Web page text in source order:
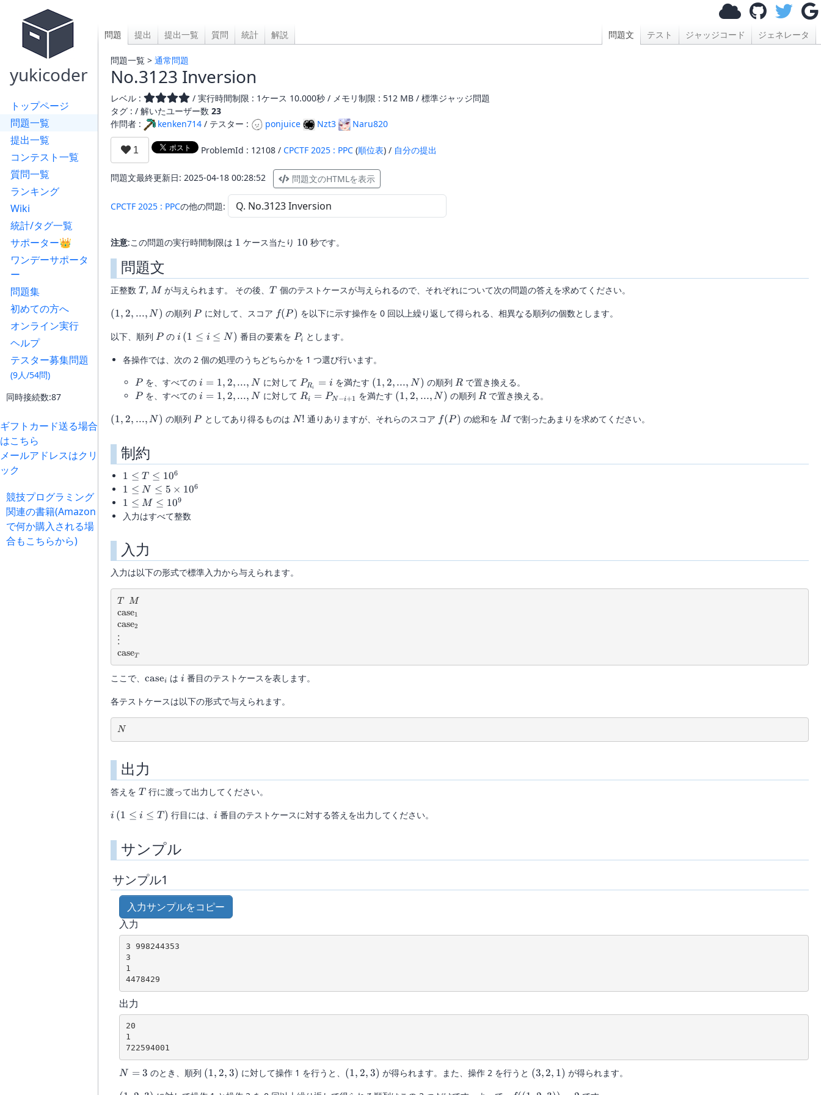
yukicoder
トップページ
問題一覧
提出一覧
コンテスト一覧
質問一覧
ランキング
Wiki
統計/タグ一覧
サポーター👑
ワンデーサポータ
ー
問題集
初めての方へ
オンライン実行
ヘルプ
テスター募集問題
(9人/54問)
同時接続数:87
ギフトカード送る場合
はこちら
メールアドレスはクリ
ック
競技プログラミング
関連の書籍(Amazon
で何か購入される場
合もこちらから)
問題 提出 提出一覧 質問 統計 解説 問題文 テスト ジャッジコード ジェネレータ
問題一覧 > 通常問題
No.3123 Inversion
レベル :
/ 実行時間制限 : 1ケース 10.000秒 / メモリ制限 : 512 MB / 標準ジャッジ問題
タグ : / 解いたユーザー数 23
作問者 :
kenken714 / テスター : ponjuice Nzt3 Naru820
ProblemId : 12108 / CPCTF 2025 : PPC (順位表) / 自分の提出
問題文最終更新日: 2025-04-18 00:28:52 問題文のHTMLを表示
CPCTF 2025 : PPCの他の問題:
注意:この問題の実行時間制限は 1
1 ケース当たり 10
10 秒です。
問題文
正整数 T
T ,M
M が与えられます。 その後、T
T 個のテストケースが与えられるので、それぞれについて次の問題の答えを求めてください。
(1,2,...,N)
(1, 2, ..., N ) の順列P
P に対して、スコア f(P)
f(P ) を以下に示す操作を 0 回以上繰り返して得られる、相異なる順列の個数とします。
以下、順列 P
P のi \,
\leq
\leq
N)
i (1 ≤ i ≤ N ) 番目の要素を P_{i}
Pi
とします。
各操作では、次の 2 個の処理のうちどちらかを 1 つ選び行います。
P
P を、すべてのi =
1,2,...,N
i = 1, 2, ..., N に対してP_{R_i}
= i
PRi = i を満たす (1,2,...,N)
(1, 2, ..., N ) の順列R
R で置き換える。
P
P を、すべてのi =
i = 1, 2, ..., N に対してR_{i}
P_{N
Ri = PN−i+1 を満たす (1,2,...,N)
(1, 2, ..., N ) の順列R
R で置き換える。
(1,2,...,N)
(1, 2, ..., N ) の順列P
P としてあり得るものは N!
N! 通りありますが、それらのスコア f(P)
f(P ) の総和を M
Mで割ったあまりを求めてください。
制約
1
\leq
T
\leq
10^6
1 ≤ T ≤ 106
1 \leq
N \leq
5
1 ≤ N ≤ 5 × 106
1
\leq
10^9
1 ≤ M ≤ 109
入力はすべて整数
入力
入力は以下の形式で標準入力から与えられます。
T
T M
M
\mathrm{case}_1
case1
\mathrm{case}_2
case2
\vdots
⋮
\mathrm{case}_T
caseT
ここで、 \mathrm{case}_i
casei は i
i 番目のテストケースを表します。
各テストケースは以下の形式で与えられます。
N
N
出力
答えを T
T 行に渡って出力してください。
i \,
\leq
\leq
T)
i (1 ≤ i ≤ T ) 行目には、 i
i 番目のテストケースに対する答えを出力してください。
サンプル
サンプル1
入力サンプルをコピー
入力
3 998244353
3
1
出力
20
1
N
N = 3 のとき、順列 (1,
(1, 2, 3) に対して操作 1 を行うと、 (1,
(1, 2, 3) が得られます。また、操作 2 を行うと (3,
(3,2, 1) が得られます。